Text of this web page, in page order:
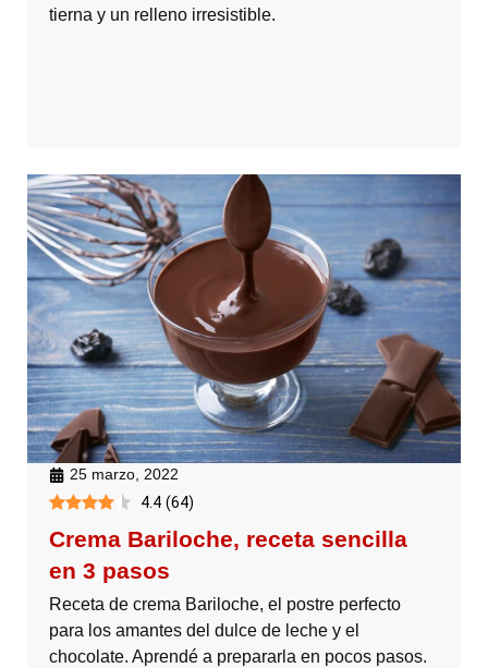
tierna y un relleno irresistible.
25 marzo, 2022
4.4 (64)
Crema Bariloche, receta sencilla
en 3 pasos
Receta de crema Bariloche, el postre perfecto
para los amantes del dulce de leche y el
chocolate. Aprendé a prepararla en pocos pasos.